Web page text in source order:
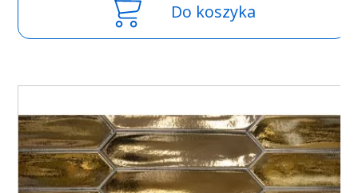
Do koszyka